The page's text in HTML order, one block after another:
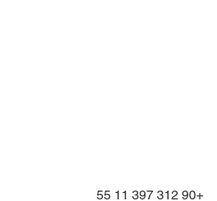
+90 312 397 11 55